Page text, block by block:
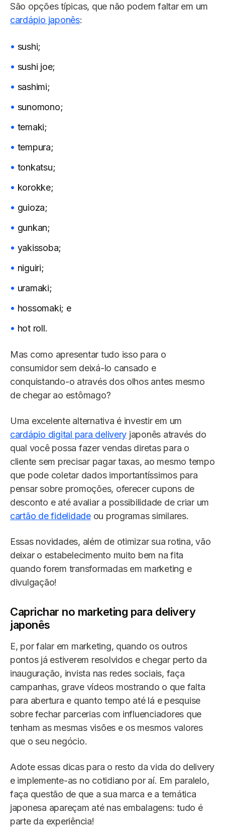
São opções típicas, que não podem faltar em um
cardápio japonês:
sushi;
sushi joe;
sashimi;
sunomono;
temaki;
tempura;
tonkatsu;
korokke;
guioza;
gunkan;
yakissoba;
niguiri;
uramaki;
hossomaki; e
hot roll.
Mas como apresentar tudo isso para o
consumidor sem deixá-lo cansado e
conquistando-o através dos olhos antes mesmo
de chegar ao estômago?
Uma excelente alternativa é investir em um
cardápio digital para delivery japonês através do
qual você possa fazer vendas diretas para o
cliente sem precisar pagar taxas, ao mesmo tempo
que pode coletar dados importantíssimos para
pensar sobre promoções, oferecer cupons de
desconto e até avaliar a possibilidade de criar um
cartão de fidelidadeou programas similares.
Essas novidades, além de otimizar sua rotina, vão
deixar o estabelecimento muito bem na fita
quando forem transformadas em marketing e
divulgação!
Caprichar no marketing para delivery
japonês
E, por falar em marketing, quando os outros
pontos já estiverem resolvidos e chegar perto da
inauguração, invista nas redes sociais, faça
campanhas, grave vídeos mostrando o que falta
para abertura e quanto tempo até lá e pesquise
sobre fechar parcerias com influenciadores que
tenham as mesmas visões e os mesmos valores
que o seu negócio.
Adote essas dicas para o resto da vida do delivery
e implemente-as no cotidiano por aí. Em paralelo,
faça questão de que a sua marca e a temática
japonesa apareçam até nas embalagens: tudo é
parte da experiência!